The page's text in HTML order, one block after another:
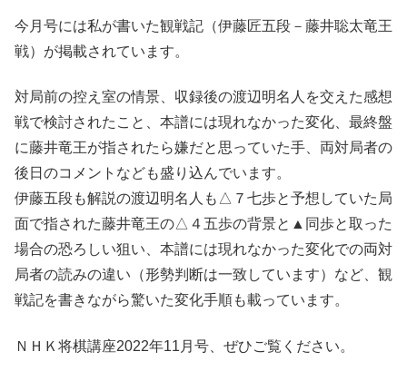
今月号には私が書いた観戦記（伊藤匠五段－藤井聡太竜王
戦）が掲載されています。
対局前の控え室の情景、収録後の渡辺明名人を交えた感想
戦で検討されたこと、本譜には現れなかった変化、最終盤
に藤井竜王が指されたら嫌だと思っていた手、両対局者の
後日のコメントなども盛り込んでいます。
伊藤五段も解説の渡辺明名人も△７七歩と予想していた局
面で指された藤井竜王の△４五歩の背景と▲同歩と取った
場合の恐ろしい狙い、本譜には現れなかった変化での両対
局者の読みの違い（形勢判断は一致しています）など、観
戦記を書きながら驚いた変化手順も載っています。
ＮＨＫ将棋講座2022年11月号、ぜひご覧ください。